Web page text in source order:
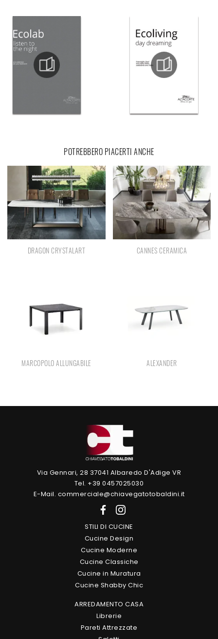
POTREBBERO PIACERTI ANCHE
DRAGON CRYSTALART CANNES CERAMICA
MARCOPOLO ALLUNGABILE ALEXANDER
Via Gennari, 28 37041 Albaredo D'Adige VR
Tel. +39 0457025030
E-Mail. commerciale@chiavegatotobaldini.it
STILI DI CUCINE
Cucine Design
Cucine Moderne
Cucine Classiche
Cucine in Muratura
Cucine Shabby Chic
ARREDAMENTO CASA
Librerie
Pareti Attrezzate